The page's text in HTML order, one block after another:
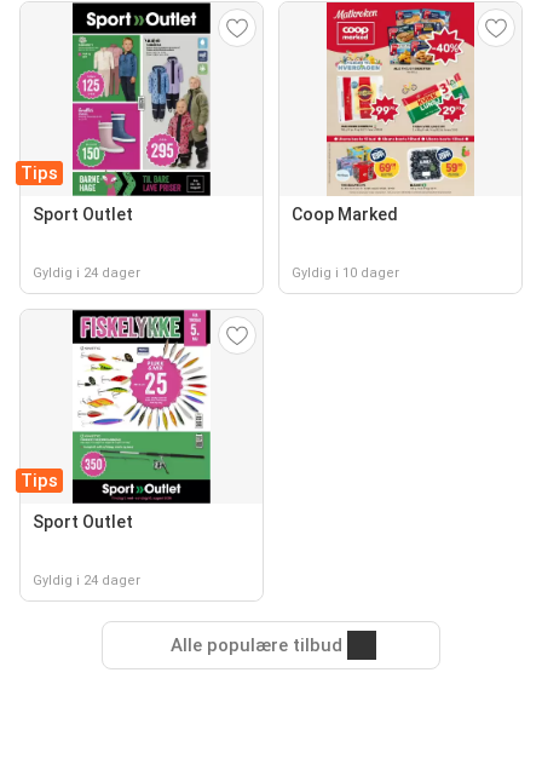
Tips
Sport Outlet
Gyldig i 24 dager
Coop Marked
Gyldig i 10 dager
Tips
Sport Outlet
Gyldig i 24 dager
Alle populære tilbud